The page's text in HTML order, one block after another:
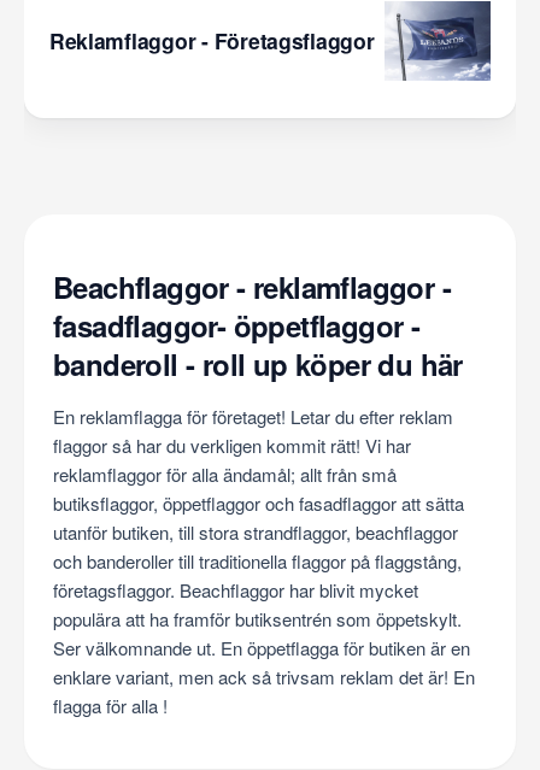
Reklamflaggor - Företagsflaggor
Beachflaggor - reklamflaggor -
fasadflaggor- öppetflaggor -
banderoll - roll up köper du här
En reklamflagga för företaget! Letar du efter reklam
flaggor så har du verkligen kommit rätt! Vi har
reklamflaggor för alla ändamål; allt från små
butiksflaggor, öppetflaggor och fasadflaggor att sätta
utanför butiken, till stora strandflaggor, beachflaggor
och banderoller till traditionella flaggor på flaggstång,
företagsflaggor. Beachflaggor har blivit mycket
populära att ha framför butiksentrén som öppetskylt.
Ser välkomnande ut. En öppetflagga för butiken är en
enklare variant, men ack så trivsam reklam det är! En
flagga för alla !